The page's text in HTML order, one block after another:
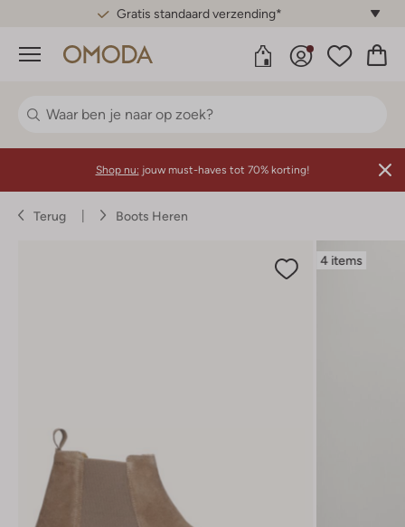
Gratis standaard verzending*
Menu
Shop nu: jouw must-haves tot 70% korting!
Terug Boots Heren
4 items